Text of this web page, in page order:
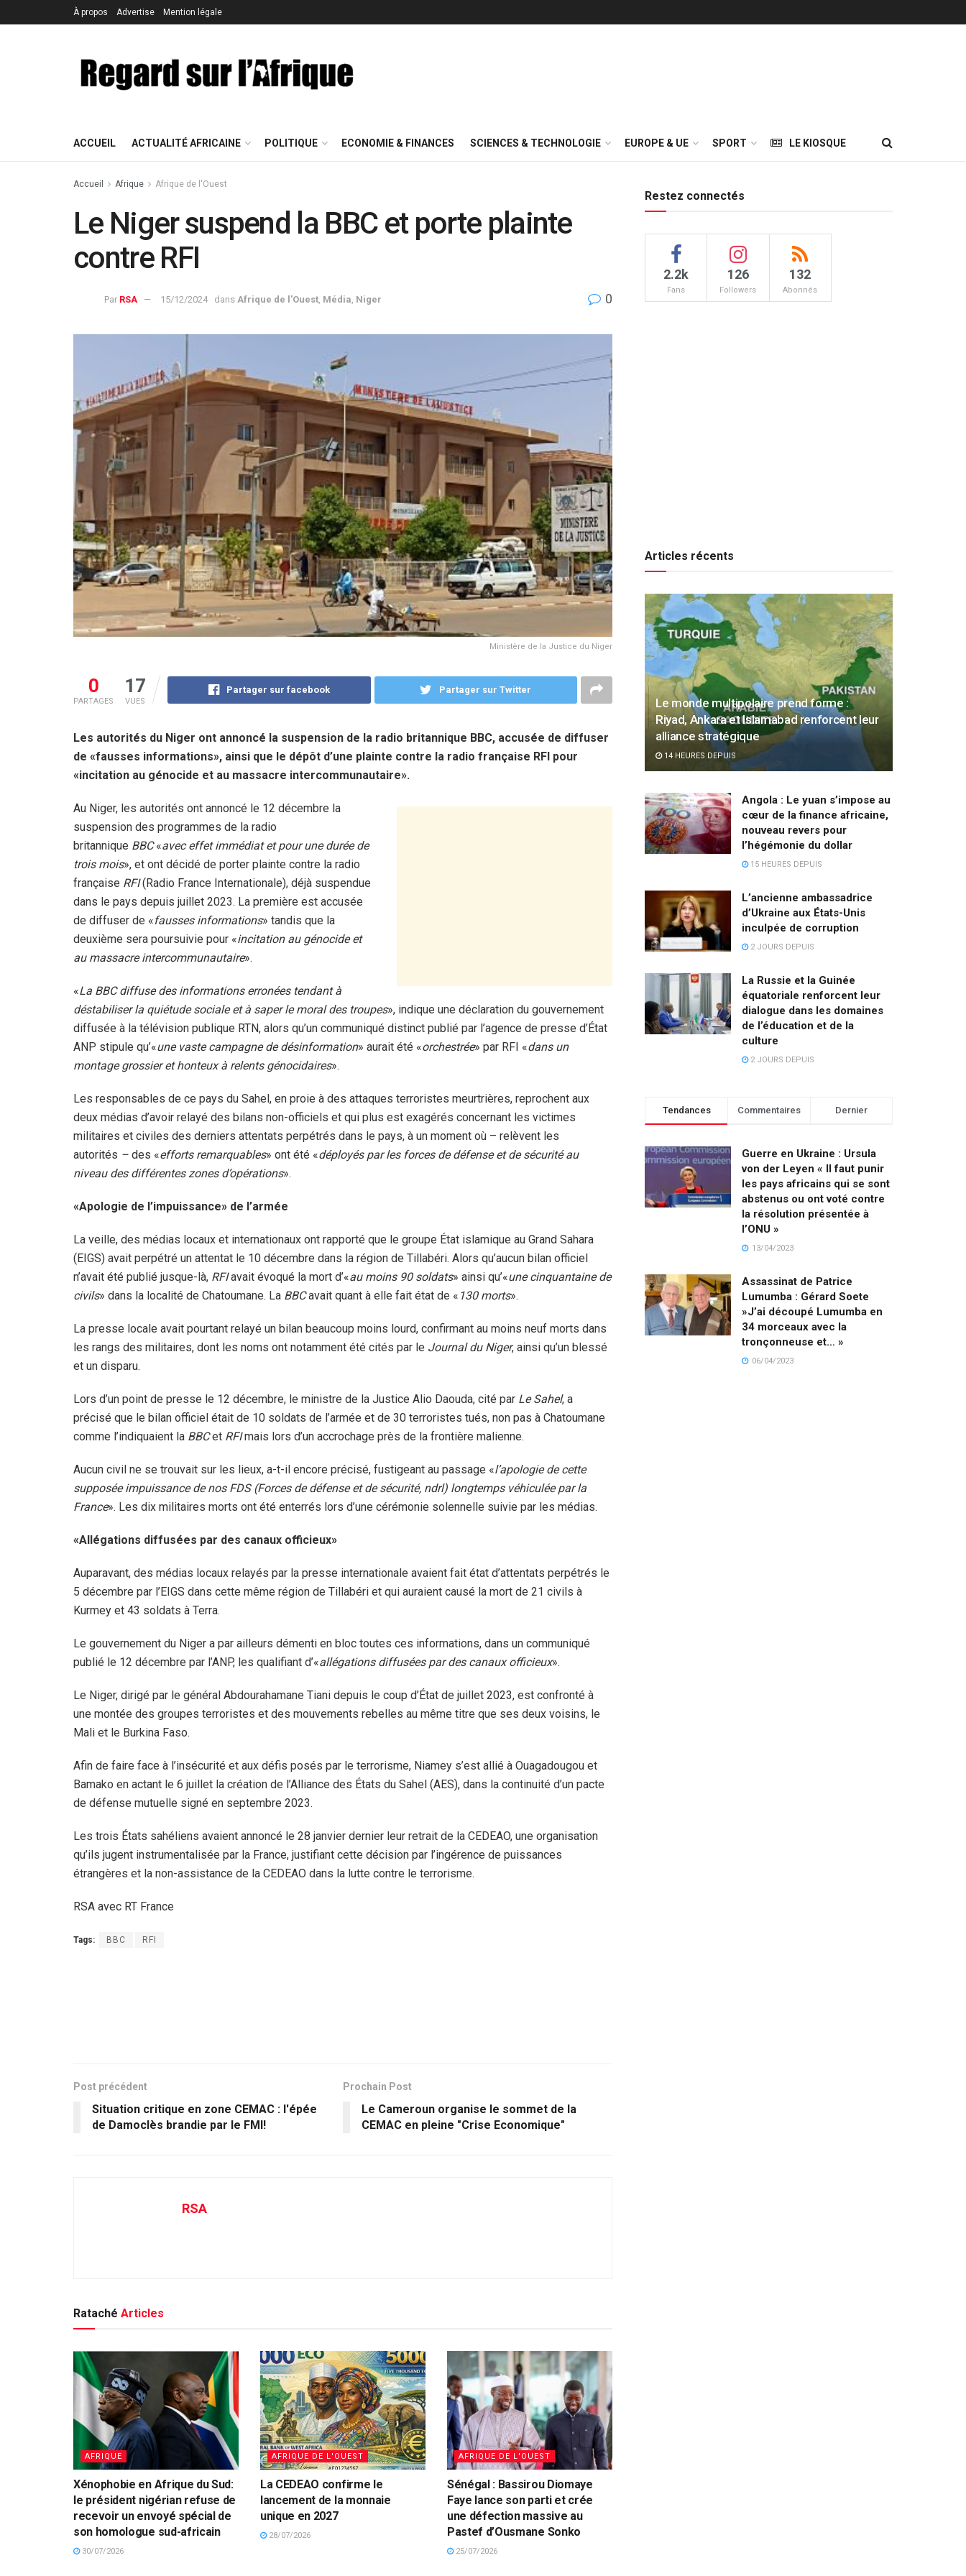
À propos Advertise Mention légale
ACCUEIL ACTUALITÉ AFRICAINE POLITIQUE ECONOMIE & FINANCES SCIENCES & TECHNOLOGIE EUROPE & UE SPORT LE KIOSQUE
Accueil Afrique Afrique de l'Ouest
Le Niger suspend la BBC et porte plainte
contre RFI
Par RSA 15/12/2024 dans Afrique de l'Ouest Média Niger 0
Ministère de la Justice du Niger
0
PARTAGES
17
VUES
Partager sur facebook Partager sur Twitter
Les autorités du Niger ont annoncé la suspension de la radio britannique BBC, accusée de diffuser
de «fausses informations», ainsi que le dépôt d’une plainte contre la radio française RFI pour
«incitation au génocide et au massacre intercommunautaire».
Au Niger, les autorités ont annoncé le 12 décembre la
suspension des programmes de la radio
britannique BBC«avec effet immédiat et pour une durée de
trois mois», et ont décidé de porter plainte contre la radio
française RFI(Radio France Internationale), déjà suspendue
dans le pays depuis juillet 2023. La première est accusée
de diffuser de «fausses informations» tandis que la
deuxième sera poursuivie pour «incitation au génocide et
au massacre intercommunautaire».
«La BBC diffuse des informations erronées tendant à
déstabiliser la quiétude sociale et à saper le moral des troupes», indique une déclaration du gouvernement
diffusée à la télévision publique RTN, alors qu’un communiqué distinct publié par l’agence de presse d’État
ANP stipule qu’«une vaste campagne de désinformation» aurait été «orchestrée» par RFI «dans un
montage grossier et honteux à relents génocidaires».
Les responsables de ce pays du Sahel, en proie à des attaques terroristes meurtrières, reprochent aux
deux médias d’avoir relayé des bilans non-officiels et qui plus est exagérés concernant les victimes
militaires et civiles des derniers attentats perpétrés dans le pays, à un moment où – relèvent les
autorités – des «efforts remarquables» ont été «déployés par les forces de défense et de sécurité au
niveau des différentes zones d’opérations».
«Apologie de l’impuissance» de l’armée
La veille, des médias locaux et internationaux ont rapporté que le groupe État islamique au Grand Sahara
(EIGS) avait perpétré un attentat le 10 décembre dans la région de Tillabéri. Alors qu’aucun bilan officiel
n’avait été publié jusque-là, RFIavait évoqué la mort d’«au moins 90 soldats» ainsi qu’«une cinquantaine de
civils» dans la localité de Chatoumane. La BBCavait quant à elle fait état de « 130 morts».
La presse locale avait pourtant relayé un bilan beaucoup moins lourd, confirmant au moins neuf morts dans
les rangs des militaires, dont les noms ont notamment été cités par le Journal du Niger, ainsi qu’un blessé
et un disparu.
Lors d’un point de presse le 12 décembre, le ministre de la Justice Alio Daouda, cité par Le Sahel, a
précisé que le bilan officiel était de 10 soldats de l’armée et de 30 terroristes tués, non pas à Chatoumane
comme l’indiquaient la BBCet RFImais lors d’un accrochage près de la frontière malienne.
Aucun civil ne se trouvait sur les lieux, a-t-il encore précisé, fustigeant au passage «l’apologie de cette
supposée impuissance de nos FDS (Forces de défense et de sécurité, ndrl) longtemps véhiculée par la
France». Les dix militaires morts ont été enterrés lors d’une cérémonie solennelle suivie par les médias.
«Allégations diffusées par des canaux officieux»
Auparavant, des médias locaux relayés par la presse internationale avaient fait état d’attentats perpétrés le
5 décembre par l’EIGS dans cette même région de Tillabéri et qui auraient causé la mort de 21 civils à
Kurmey et 43 soldats à Terra.
Le gouvernement du Niger a par ailleurs démenti en bloc toutes ces informations, dans un communiqué
publié le 12 décembre par l’ANP, les qualifiant d’«allégations diffusées par des canaux officieux».
Le Niger, dirigé par le général Abdourahamane Tiani depuis le coup d’État de juillet 2023, est confronté à
une montée des groupes terroristes et des mouvements rebelles au même titre que ses deux voisins, le
Mali et le Burkina Faso.
Afin de faire face à l’insécurité et aux défis posés par le terrorisme, Niamey s’est allié à Ouagadougou et
Bamako en actant le 6 juillet la création de l’Alliance des États du Sahel (AES), dans la continuité d’un pacte
de défense mutuelle signé en septembre 2023.
Les trois États sahéliens avaient annoncé le 28 janvier dernier leur retrait de la CEDEAO, une organisation
qu’ils jugent instrumentalisée par la France, justifiant cette décision par l’ingérence de puissances
étrangères et la non-assistance de la CEDEAO dans la lutte contre le terrorisme.
RSA avec RT France
Tags: BBC RFI
Post précédent
Situation critique en zone CEMAC : l'épée
de Damoclès brandie par le FMI!
Prochain Post
Le Cameroun organise le sommet de la
CEMAC en pleine "Crise Economique"
RSA
Rataché Articles
AFRIQUE
Xénophobie en Afrique du Sud:
le président nigérian refuse de
recevoir un envoyé spécial de
son homologue sud-africain
30/07/2026
AFRIQUE DE L'OUEST
La CEDEAO confirme le
lancement de la monnaie
unique en 2027
28/07/2026
AFRIQUE DE L'OUEST
Sénégal : Bassirou Diomaye
Faye lance son parti et crée
une défection massive au
Pastef d’Ousmane Sonko
25/07/2026
Restez connectés
2.2k
Fans
126
Followers
132
Abonnés
Articles récents
Le monde multipolaire prend forme :
Riyad, Ankara et Islamabad renforcent leur
alliance stratégique
14 HEURES DEPUIS
Angola : Le yuan s’impose au
cœur de la finance africaine,
nouveau revers pour
l’hégémonie du dollar
15 HEURES DEPUIS
L’ancienne ambassadrice
d’Ukraine aux États-Unis
inculpée de corruption
2 JOURS DEPUIS
La Russie et la Guinée
équatoriale renforcent leur
dialogue dans les domaines
de l’éducation et de la
culture
2 JOURS DEPUIS
Tendances Commentaires Dernier
Guerre en Ukraine : Ursula
von der Leyen « Il faut punir
les pays africains qui se sont
abstenus ou ont voté contre
la résolution présentée à
l’ONU »
13/04/2023
Assassinat de Patrice
Lumumba : Gérard Soete
»J’ai découpé Lumumba en
34 morceaux avec la
tronçonneuse et… »
06/04/2023